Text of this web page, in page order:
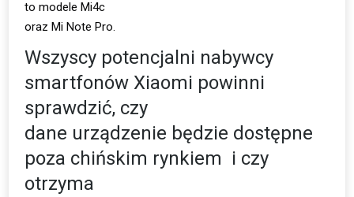
to modele Mi4c
oraz Mi Note Pro.
Wszyscy potencjalni nabywcy
smartfonów Xiaomi powinni
sprawdzić, czy
dane urządzenie będzie dostępne
poza chińskim rynkiem i czy
otrzyma